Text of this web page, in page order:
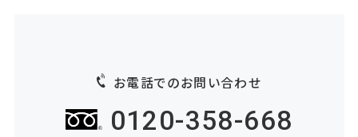
お電話でのお問い合わせ
0120-358-668